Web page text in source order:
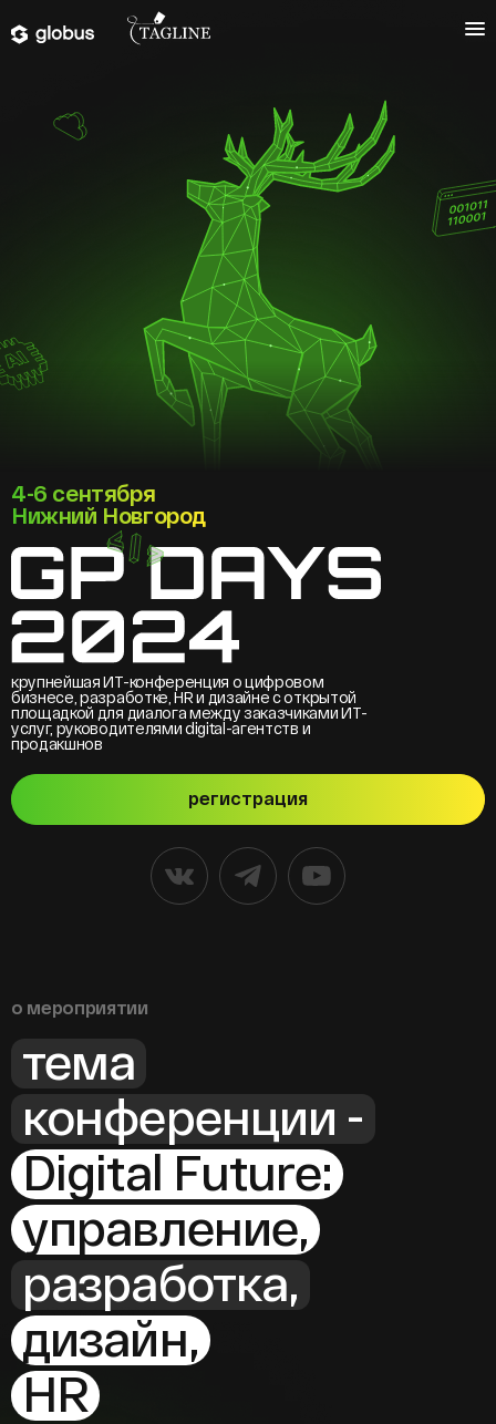
4-6 сентября
Нижний Новгород
крупнейшая ИТ-конференция о цифровом
бизнесе, разработке, HR и дизайне с открытой
площадкой для диалога между заказчиками ИТ-
услуг, руководителями digital-агентств и
продакшнов
регистрация
о мероприятии
тема
конференции -
Digital Future:
управление,
разработка,
дизайн,
HR